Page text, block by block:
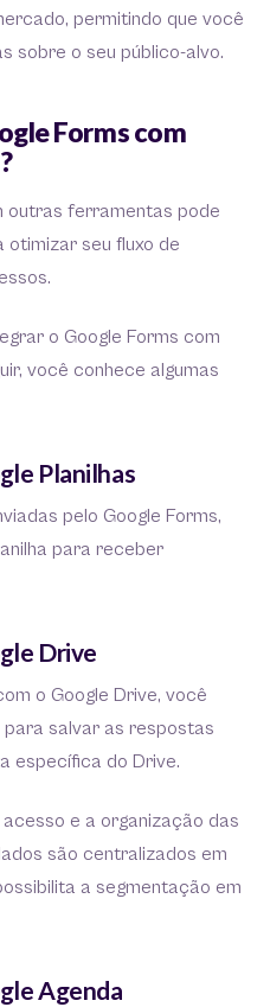
permitindo que você
sobre o seu público-alvo.
Forms com
outras ferramentas pode
seu fluxo de
o Google Forms com
você conhece algumas
Planilhas
pelo Google Forms,
para receber
Drive
o Google Drive, você
salvar as respostas
específica do Drive.
e a organização das
são centralizados em
a segmentação em
Agenda